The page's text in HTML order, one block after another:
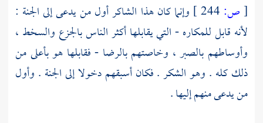
[ص:
وإنما كان هذا الشاكر أول من يدعى إلى الجنة :
لأنه قابل للمكاره - التي يقابلها أكثر الناس بالجزع والسخط ،
وأوساطهم بالصبر ، وخاصتهم بالرضا - فقابلها هو بأعلى من
ذلك كله . وهو الشكر . فكان أسبقهم دخولا إلى الجنة . وأول
من يدعى منهم إليها .